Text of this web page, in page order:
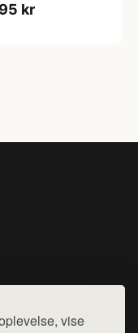
vise
kr